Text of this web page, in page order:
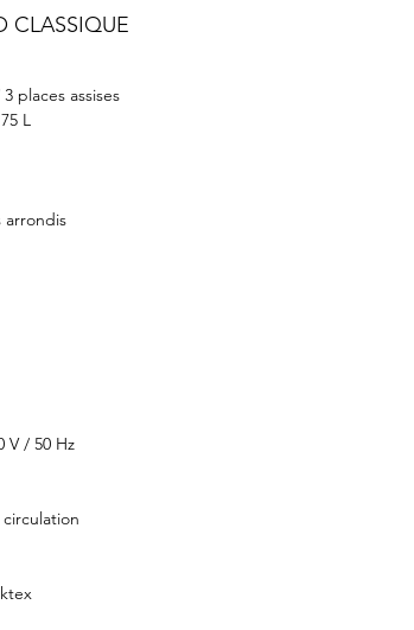
CLASSIQUE
places assises
L
arrondis
V / 50 Hz